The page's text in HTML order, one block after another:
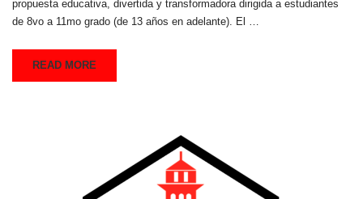
propuesta educativa, divertida y transformadora dirigida a estudiantes
de 8vo a 11mo grado (de 13 años en adelante). El …
READ MORE